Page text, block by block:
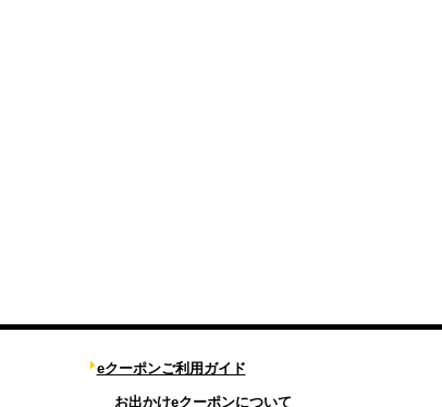
eクーポンご利用ガイド
お出かけeクーポンについて